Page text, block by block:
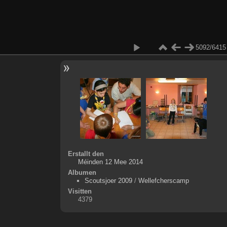
5092/6415
Erstallt den
Méinden 12 Mee 2014
Albumen
Scoutsjoer 2009/ Wellefcherscamp
Visitten
4379